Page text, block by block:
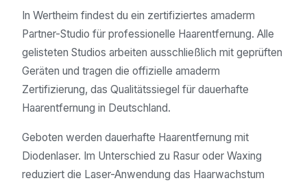
In Wertheim findest du ein zertifiziertes amaderm
Partner-Studio für professionelle Haarentfernung. Alle
gelisteten Studios arbeiten ausschließlich mit geprüften
Geräten und tragen die offizielle amaderm
Zertifizierung, das Qualitätssiegel für dauerhafte
Haarentfernung in Deutschland.
Geboten werden dauerhafte Haarentfernung mit
Diodenlaser. Im Unterschied zu Rasur oder Waxing
reduziert die Laser-Anwendung das Haarwachstum